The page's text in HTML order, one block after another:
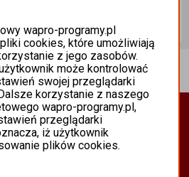
3677,70 zł
Dodaj do koszyka
Biznesowe
ERP
wapro-programy.pl
cookies, które umożliwiają
z jego zasobów.
może kontrolować
swojej przeglądarki
korzystanie z naszego
wapro-programy.pl,
przeglądarki
iż użytkownik
plików cookies.